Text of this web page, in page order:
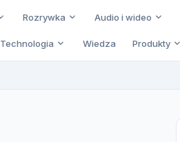
Rozrywka Audio i wideo
Technologia Wiedza Produkty